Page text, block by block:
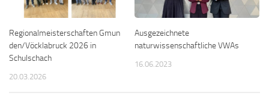
Regionalmeisterschaften Gmun
den/Vöcklabruck 2026 in
Schulschach
20.03.2026
Ausgezeichnete
naturwissenschaftliche VWAs
16.06.2023